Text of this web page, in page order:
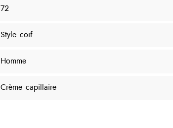
72
Style coif
Homme
Crème capillaire